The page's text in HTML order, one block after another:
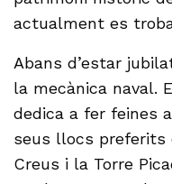
actualment es
Abans d’estar
la mecànica naval.
dedica a fer feines
seus llocs preferits
Creus i la Torre